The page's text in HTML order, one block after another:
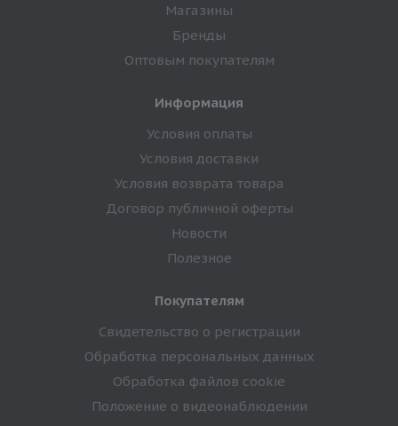
Магазины
Бренды
Оптовым покупателям
Информация
Условия оплаты
Условия доставки
Условия возврата товара
Договор публичной оферты
Новости
Полезное
Покупателям
Свидетельство о регистрации
Обработка персональных данных
Обработка файлов cookie
Положение о видеонаблюдении